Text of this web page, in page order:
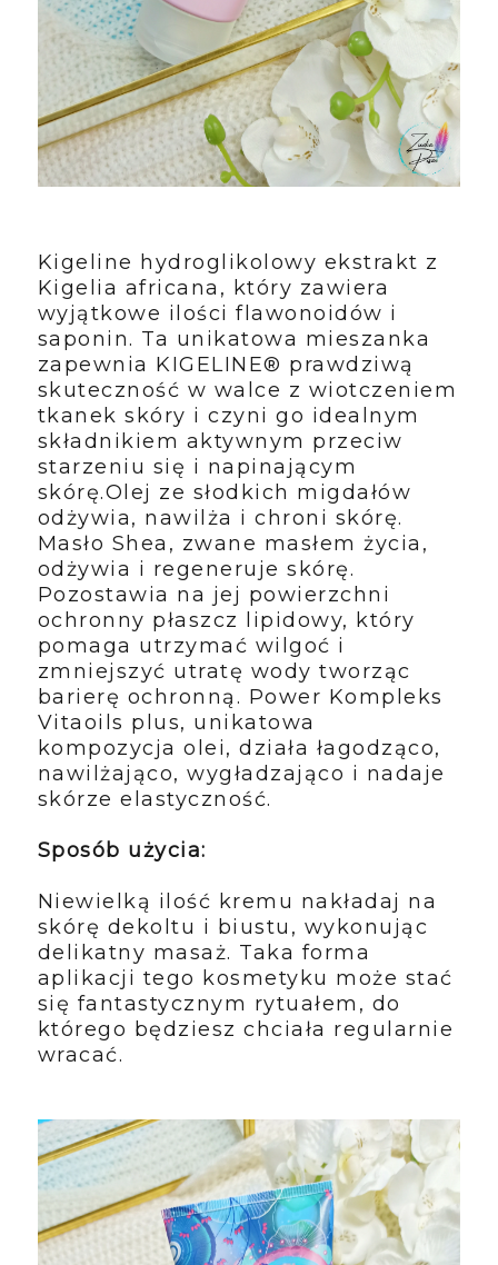
Kigeline hydroglikolowy ekstrakt z
Kigelia africana, który zawiera
wyjątkowe ilości flawonoidów i
saponin. Ta unikatowa mieszanka
zapewnia KIGELINE® prawdziwą
skuteczność w walce z wiotczeniem
tkanek skóry i czyni go idealnym
składnikiem aktywnym przeciw
starzeniu się i napinającym
skórę.Olej ze słodkich migdałów
odżywia, nawilża i chroni skórę.
Masło Shea, zwane masłem życia,
odżywia i regeneruje skórę.
Pozostawia na jej powierzchni
ochronny płaszcz lipidowy, który
pomaga utrzymać wilgoć i
zmniejszyć utratę wody tworząc
barierę ochronną. Power Kompleks
Vitaoils plus, unikatowa
kompozycja olei, działa łagodząco,
nawilżająco, wygładzająco i nadaje
skórze elastyczność.
Sposób użycia:
Niewielką ilość kremu nakładaj na
skórę dekoltu i biustu, wykonując
delikatny masaż. Taka forma
aplikacji tego kosmetyku może stać
się fantastycznym rytuałem, do
którego będziesz chciała regularnie
wracać.